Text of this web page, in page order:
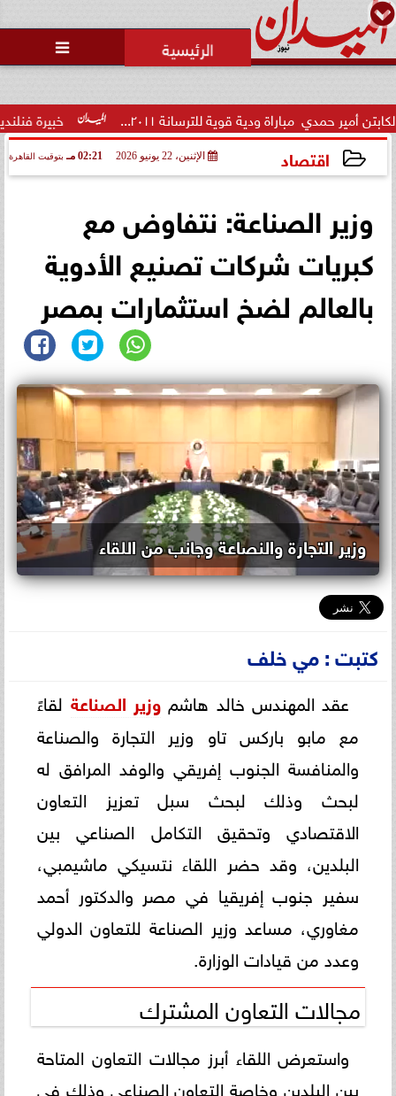

خبيرة فنلندية تُفجر مفاجأة: تعثر قوية للترسانة ٢٠١١...
اقتصاد الإثنين، 22 يونيو 2026 02:21 مـ بتوقيت القاهرة
وزير الصناعة: نتفاوض مع
كبريات شركات تصنيع الأدوية
بالعالم لضخ استثمارات بمصر
وزير التجارة والنصاعة وجانب من اللقاء
كتبت : مي خلف
عقد المهندس خالد هاشم وزير الصناعة لقاءً
مع مابو باركس تاو وزير التجارة والصناعة
والمنافسة الجنوب إفريقي والوفد المرافق له
لبحث وذلك لبحث سبل تعزيز التعاون
الاقتصادي وتحقيق التكامل الصناعي بين
البلدين، وقد حضر اللقاء نتسيكي ماشيمبي،
سفير جنوب إفريقيا في مصر والدكتور أحمد
مغاوري، مساعد وزير الصناعة للتعاون الدولي
وعدد من قيادات الوزارة.
مجالات التعاون المشترك
واستعرض اللقاء أبرز مجالات التعاون المتاحة
بين البلدين وخاصة التعاون الصناعي وذلك في
الاتحاد العربي للتطوع يرعى
مسابقة وسام الخير